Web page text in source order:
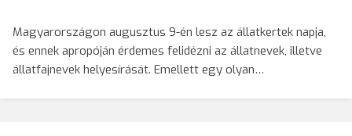
Magyarországon augusztus 9-én lesz az állatkertek napja,
és ennek apropóján érdemes felidézni az állatnevek, illetve
állatfajnevek helyesírását. Emellett egy olyan…